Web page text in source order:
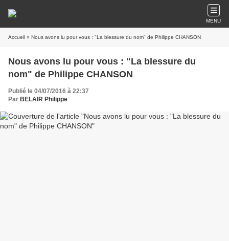
MENU
Accueil » Nous avons lu pour vous : "La blessure du nom" de Philippe CHANSON
Nous avons lu pour vous : "La blessure du
nom" de Philippe CHANSON
Publié le 04/07/2016 à 22:37
Par BELAIR Philippe